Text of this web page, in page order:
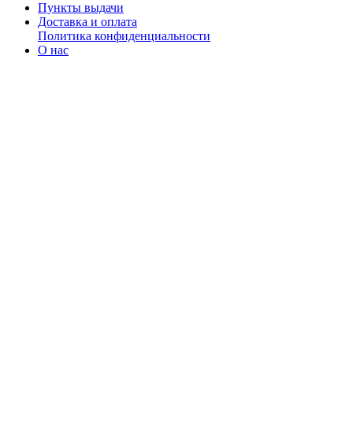
Пункты выдачи
Доставка и оплата
Политика конфиденциальности
О нас